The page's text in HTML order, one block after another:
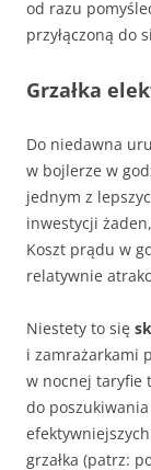
od razu
przyłączoną do
Grzałka
Do niedawna
w bojlerze w
jednym z
inwestycji
Koszt prądu w
relatywnie
Niestety to się
i zamrażarkami
w nocnej taryfie
do
grzałka (patrz: